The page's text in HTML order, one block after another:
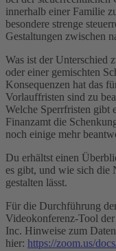
innerhalb einer Familie
besondere strenge
Gestaltungen zwischen
Was ist der Unterschied
oder einer gemischten
Konsequenzen hat das
Vorlauffristen sind zu
Welche Sperrfristen gibt
Finanzamt die
noch einige mehr
Du erhältst einen
es gibt, und wie sich die
gestalten lässt.
Für die Durchführung
Videokonferenz-Tool
Inc. Hinweise zum
hier: https://zoom.us/